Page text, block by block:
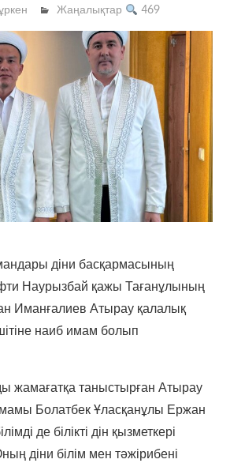
Жаңалықтар 469
діни басқармасының
Наурызбай қажы Тағанұлының
Иманғалиев Атырау қалалық
наиб имам болып
жамағатқа таныстырған Атырау
Болатбек Ұласқанұлы Ержан
де білікті дін қызметкері
діни білім мен тәжірибені